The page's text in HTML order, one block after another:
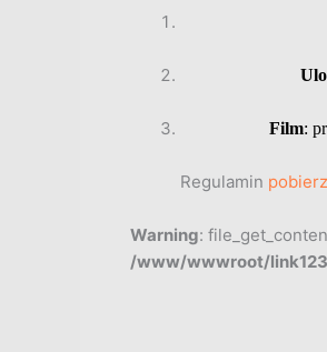
Film:
Regulamin pobierz
Warning:
/www/wwwroot/